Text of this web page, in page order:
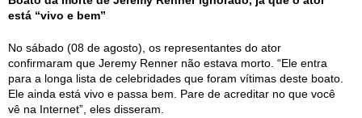
está “vivo e bem”
No sábado (08 de agosto), os representantes do ator
confirmaram que Jeremy Renner não estava morto. “Ele entra
para a longa lista de celebridades que foram vítimas deste boato.
Ele ainda está vivo e passa bem. Pare de acreditar no que você
vê na Internet”, eles disseram.